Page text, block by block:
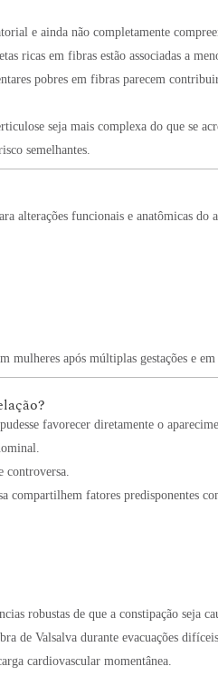
e ainda não completamente
ricas em fibras estão associadas a
pobres em fibras parecem
seja mais complexa do que se
semelhantes.
alterações funcionais e anatômicas do
mulheres após múltiplas gestações e em
favorecer diretamente o
controversa.
compartilhem fatores predisponentes
robustas de que a constipação seja
de Valsalva durante evacuações
cardiovascular momentânea.